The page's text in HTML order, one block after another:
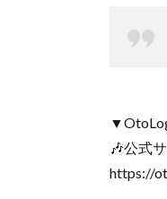
🎶公式
https://